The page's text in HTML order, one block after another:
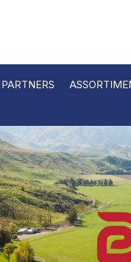
PARTNERS